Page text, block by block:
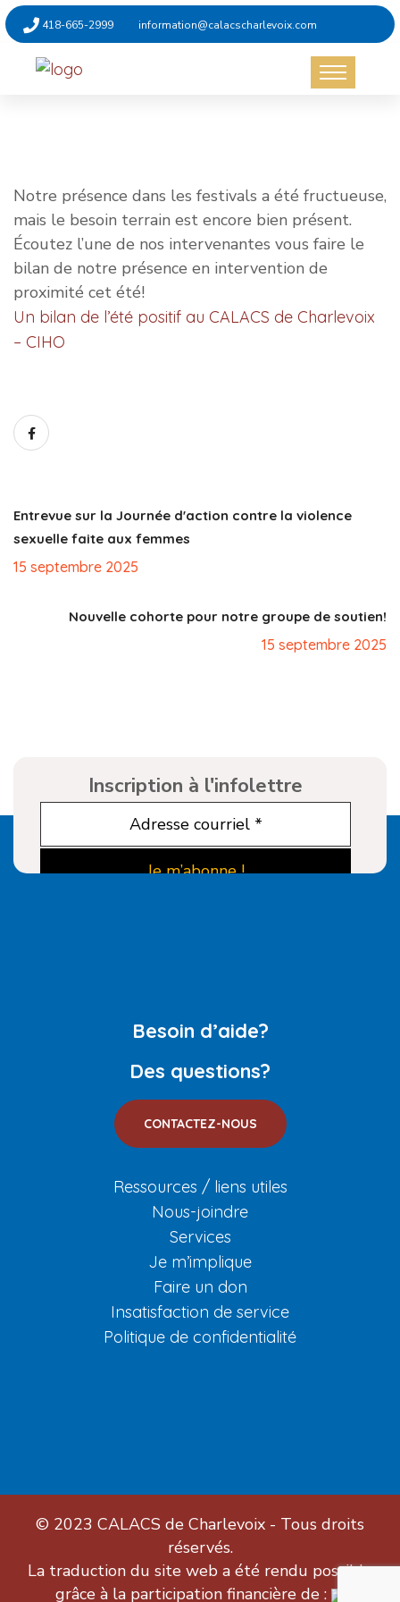
418-665-2999 information@calacscharlevoix.com
Non catégorisé
Notre présence dans les festivals a été fructueuse,
mais le besoin terrain est encore bien présent.
Écoutez l’une de nos intervenantes vous faire le
bilan de notre présence en intervention de
proximité cet été!
Un bilan de l’été positif au CALACS de Charlevoix
– CIHO
Entrevue sur la Journée d'action contre la violence
sexuelle faite aux femmes
15 septembre 2025
Nouvelle cohorte pour notre groupe de soutien!
15 septembre 2025
Inscription à l'infolettre
Besoin d’aide?
Des questions?
CONTACTEZ-NOUS
Ressources / liens utiles
Nous-joindre
Services
Je m’implique
Faire un don
Insatisfaction de service
Politique de confidentialité
© 2023 CALACS de Charlevoix - Tous droits
réservés.
La traduction du site web a été rendu possible
grâce à la participation financière de :